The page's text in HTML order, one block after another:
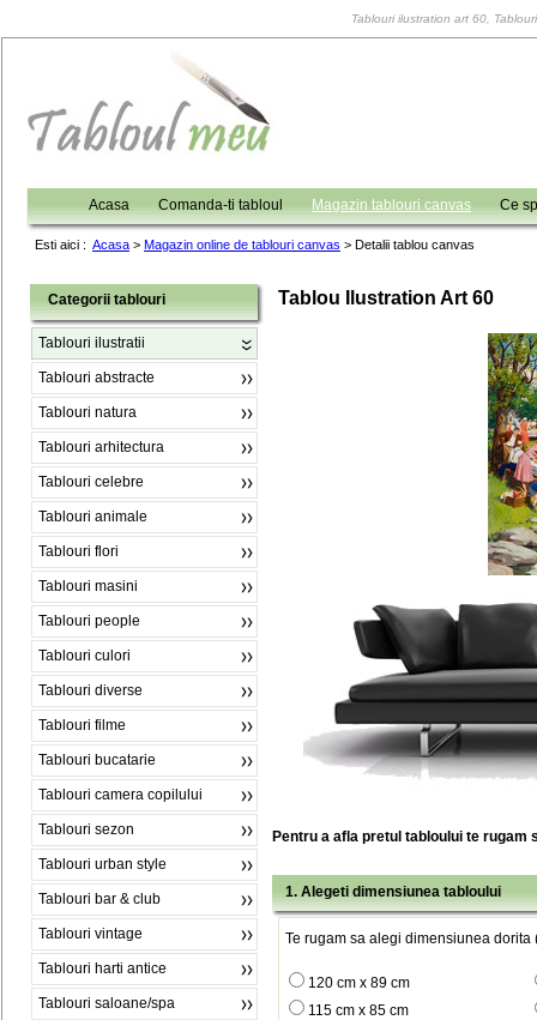
Tablouri ilustration art 60,
Acasa Comanda-ti tabloul Magazin tablouri canvas Ce
Esti aici : Acasa > Magazin online de tablouri canvas > Detalii tablou canvas
Categorii tablouri
Tablouri ilustratii
Tablouri abstracte
Tablouri natura
Tablouri arhitectura
Tablouri celebre
Tablouri animale
Tablouri flori
Tablouri masini
Tablouri people
Tablouri culori
Tablouri diverse
Tablouri filme
Tablouri bucatarie
Tablouri camera copilului
Tablouri sezon
Tablouri urban style
Tablouri bar & club
Tablouri vintage
Tablouri harti antice
Tablouri saloane/spa
Tablou Ilustration Art 60
Pentru a afla pretul tabloului te rugam
1. Alegeti dimensiunea tabloului
Te rugam sa alegi dimensiunea dorita
120 cm x 89 cm
115 cm x 85 cm